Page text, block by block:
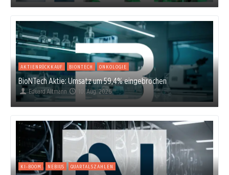
AKTIENRÜCKKAUF BIONTECH ONKOLOGIE
BioNTech Aktie: Umsatz um 59,4% eingebrochen
Eduard Altmann 10. Aug. 2026
KI-BOOM NEBIUS QUARTALSZAHLEN